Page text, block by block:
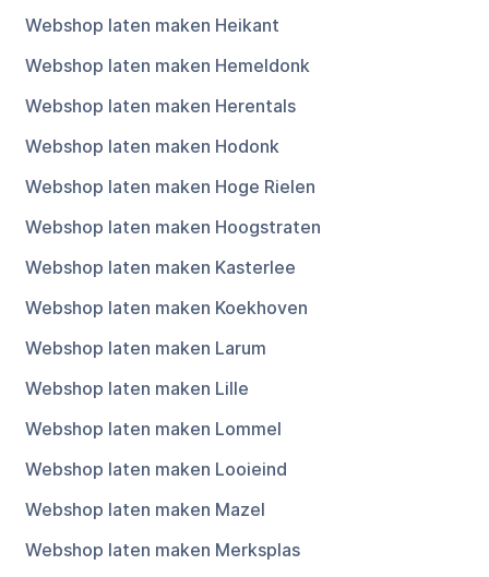
Webshop laten maken Heikant
Webshop laten maken Hemeldonk
Webshop laten maken Herentals
Webshop laten maken Hodonk
Webshop laten maken Hoge Rielen
Webshop laten maken Hoogstraten
Webshop laten maken Kasterlee
Webshop laten maken Koekhoven
Webshop laten maken Larum
Webshop laten maken Lille
Webshop laten maken Lommel
Webshop laten maken Looieind
Webshop laten maken Mazel
Webshop laten maken Merksplas